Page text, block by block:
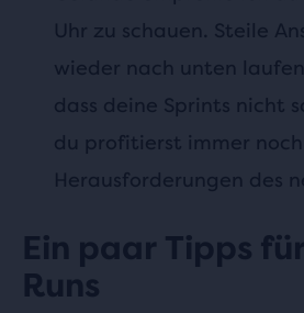
Uhr zu schauen. Steile
wieder nach unten
dass deine Sprints nicht
du profitierst immer
Herausforderungen des
Ein paar Tipps
Runs